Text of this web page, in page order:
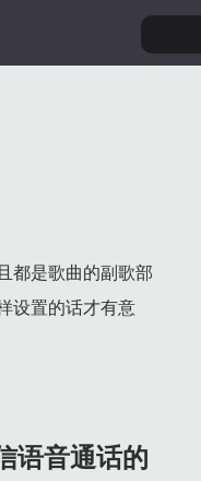
都是歌曲的副歌部
设置的话才有意
语音通话的
进入到自己的个人界面。
歌曲。